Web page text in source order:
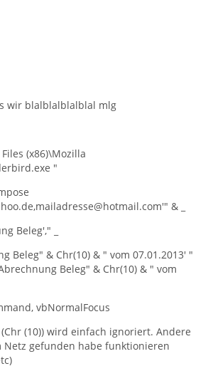
wir blalblalblalblal mlg
(x86)\Mozilla
"
& _
Beleg'," _
Beleg" & Chr(10) & " vom 07.01.2013' "
Beleg" & Chr(10) & " vom
vbNormalFocus
(10)) wird einfach ignoriert. Andere
Netz gefunden habe funktionieren